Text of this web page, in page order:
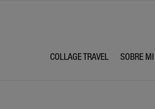
COLLAGE TRAVEL SOBRE MI